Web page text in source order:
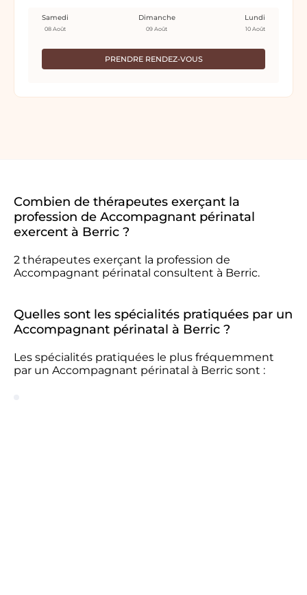
PRENDRE RENDEZ-VOUS
Samedi
08 Août
Dimanche
09 Août
Lundi
10 Août
Combien de thérapeutes exerçant la
profession de Accompagnant périnatal
exercent à Berric ?
2 thérapeutes exerçant la profession de
Accompagnant périnatal consultent à Berric.
Quelles sont les spécialités pratiquées par un
Accompagnant périnatal à Berric ?
Les spécialités pratiquées le plus fréquemment
par un Accompagnant périnatal à Berric sont :